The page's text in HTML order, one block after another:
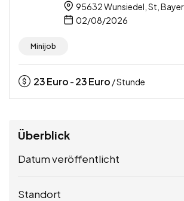
95632 Wunsiedel, St,
02/08/2026
Minijob
23Euro - 23Euro / Stunde
Überblick
Datum veröffentlicht
Standort